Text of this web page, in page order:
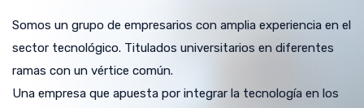
Somos un grupo de empresarios con amplia experiencia en el
sector tecnológico. Titulados universitarios en diferentes
ramas con un vértice común.
Una empresa que apuesta por integrar la tecnología en los